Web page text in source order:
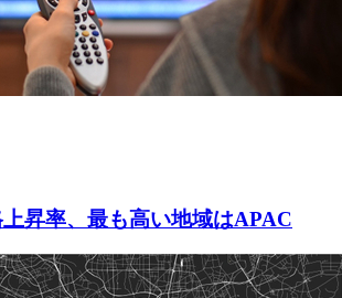
昇率、最も高い地域はAPAC